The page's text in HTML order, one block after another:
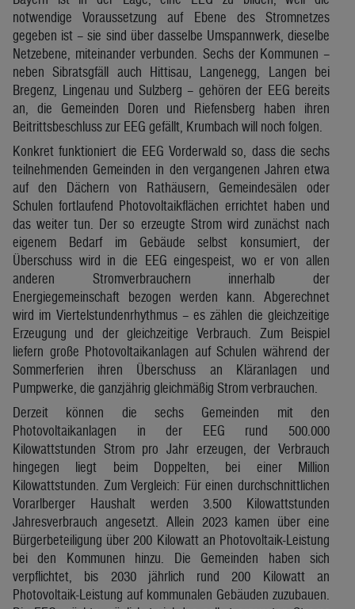
notwendige Voraussetzung auf Ebene des Stromnetzes
gegeben ist – sie sind über dasselbe Umspannwerk, dieselbe
Netzebene, miteinander verbunden. Sechs der Kommunen –
neben Sibratsgfäll auch Hittisau, Langenegg, Langen bei
Bregenz, Lingenau und Sulzberg – gehören der EEG bereits
an, die Gemeinden Doren und Riefensberg haben ihren
Beitrittsbeschluss zur EEG gefällt, Krumbach will noch folgen.
Konkret funktioniert die EEG Vorderwald so, dass die sechs
teilnehmenden Gemeinden in den vergangenen Jahren etwa
auf den Dächern von Rathäusern, Gemeindesälen oder
Schulen fortlaufend Photovoltaikflächen errichtet haben und
das weiter tun. Der so erzeugte Strom wird zunächst nach
eigenem Bedarf im Gebäude selbst konsumiert, der
Überschuss wird in die EEG eingespeist, wo er von allen
anderen Stromverbrauchern innerhalb der
Energiegemeinschaft bezogen werden kann. Abgerechnet
wird im Viertelstundenrhythmus – es zählen die gleichzeitige
Erzeugung und der gleichzeitige Verbrauch. Zum Beispiel
liefern große Photovoltaikanlagen auf Schulen während der
Sommerferien ihren Überschuss an Kläranlagen und
Pumpwerke, die ganzjährig gleichmäßig Strom verbrauchen.
Derzeit können die sechs Gemeinden mit den
Photovoltaikanlagen in der EEG rund 500.000
Kilowattstunden Strom pro Jahr erzeugen, der Verbrauch
hingegen liegt beim Doppelten, bei einer Million
Kilowattstunden. Zum Vergleich: Für einen durchschnittlichen
Vorarlberger Haushalt werden 3.500 Kilowattstunden
Jahresverbrauch angesetzt. Allein 2023 kamen über eine
Bürgerbeteiligung über 200 Kilowatt an Photovoltaik-Leistung
bei den Kommunen hinzu. Die Gemeinden haben sich
verpflichtet, bis 2030 jährlich rund 200 Kilowatt an
Photovoltaik-Leistung auf kommunalen Gebäuden zuzubauen.